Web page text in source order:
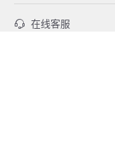
在线客服